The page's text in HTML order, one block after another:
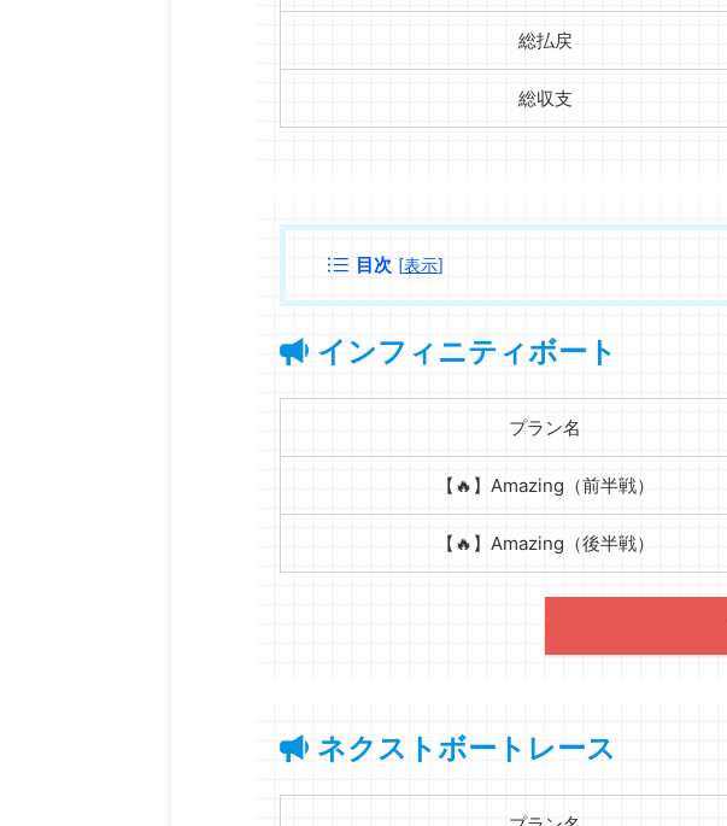
総払戻
総収支
目次 [表示]
インフィニティボート
プラン名
【🔥】Amazing（前半戦）
【🔥】Amazing（後半戦）
ネクストボートレース